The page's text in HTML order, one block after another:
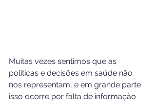
Muitas vezes sentimos que as
políticas e decisões em saúde não
nos representam, e em grande parte
isso ocorre por falta de informação